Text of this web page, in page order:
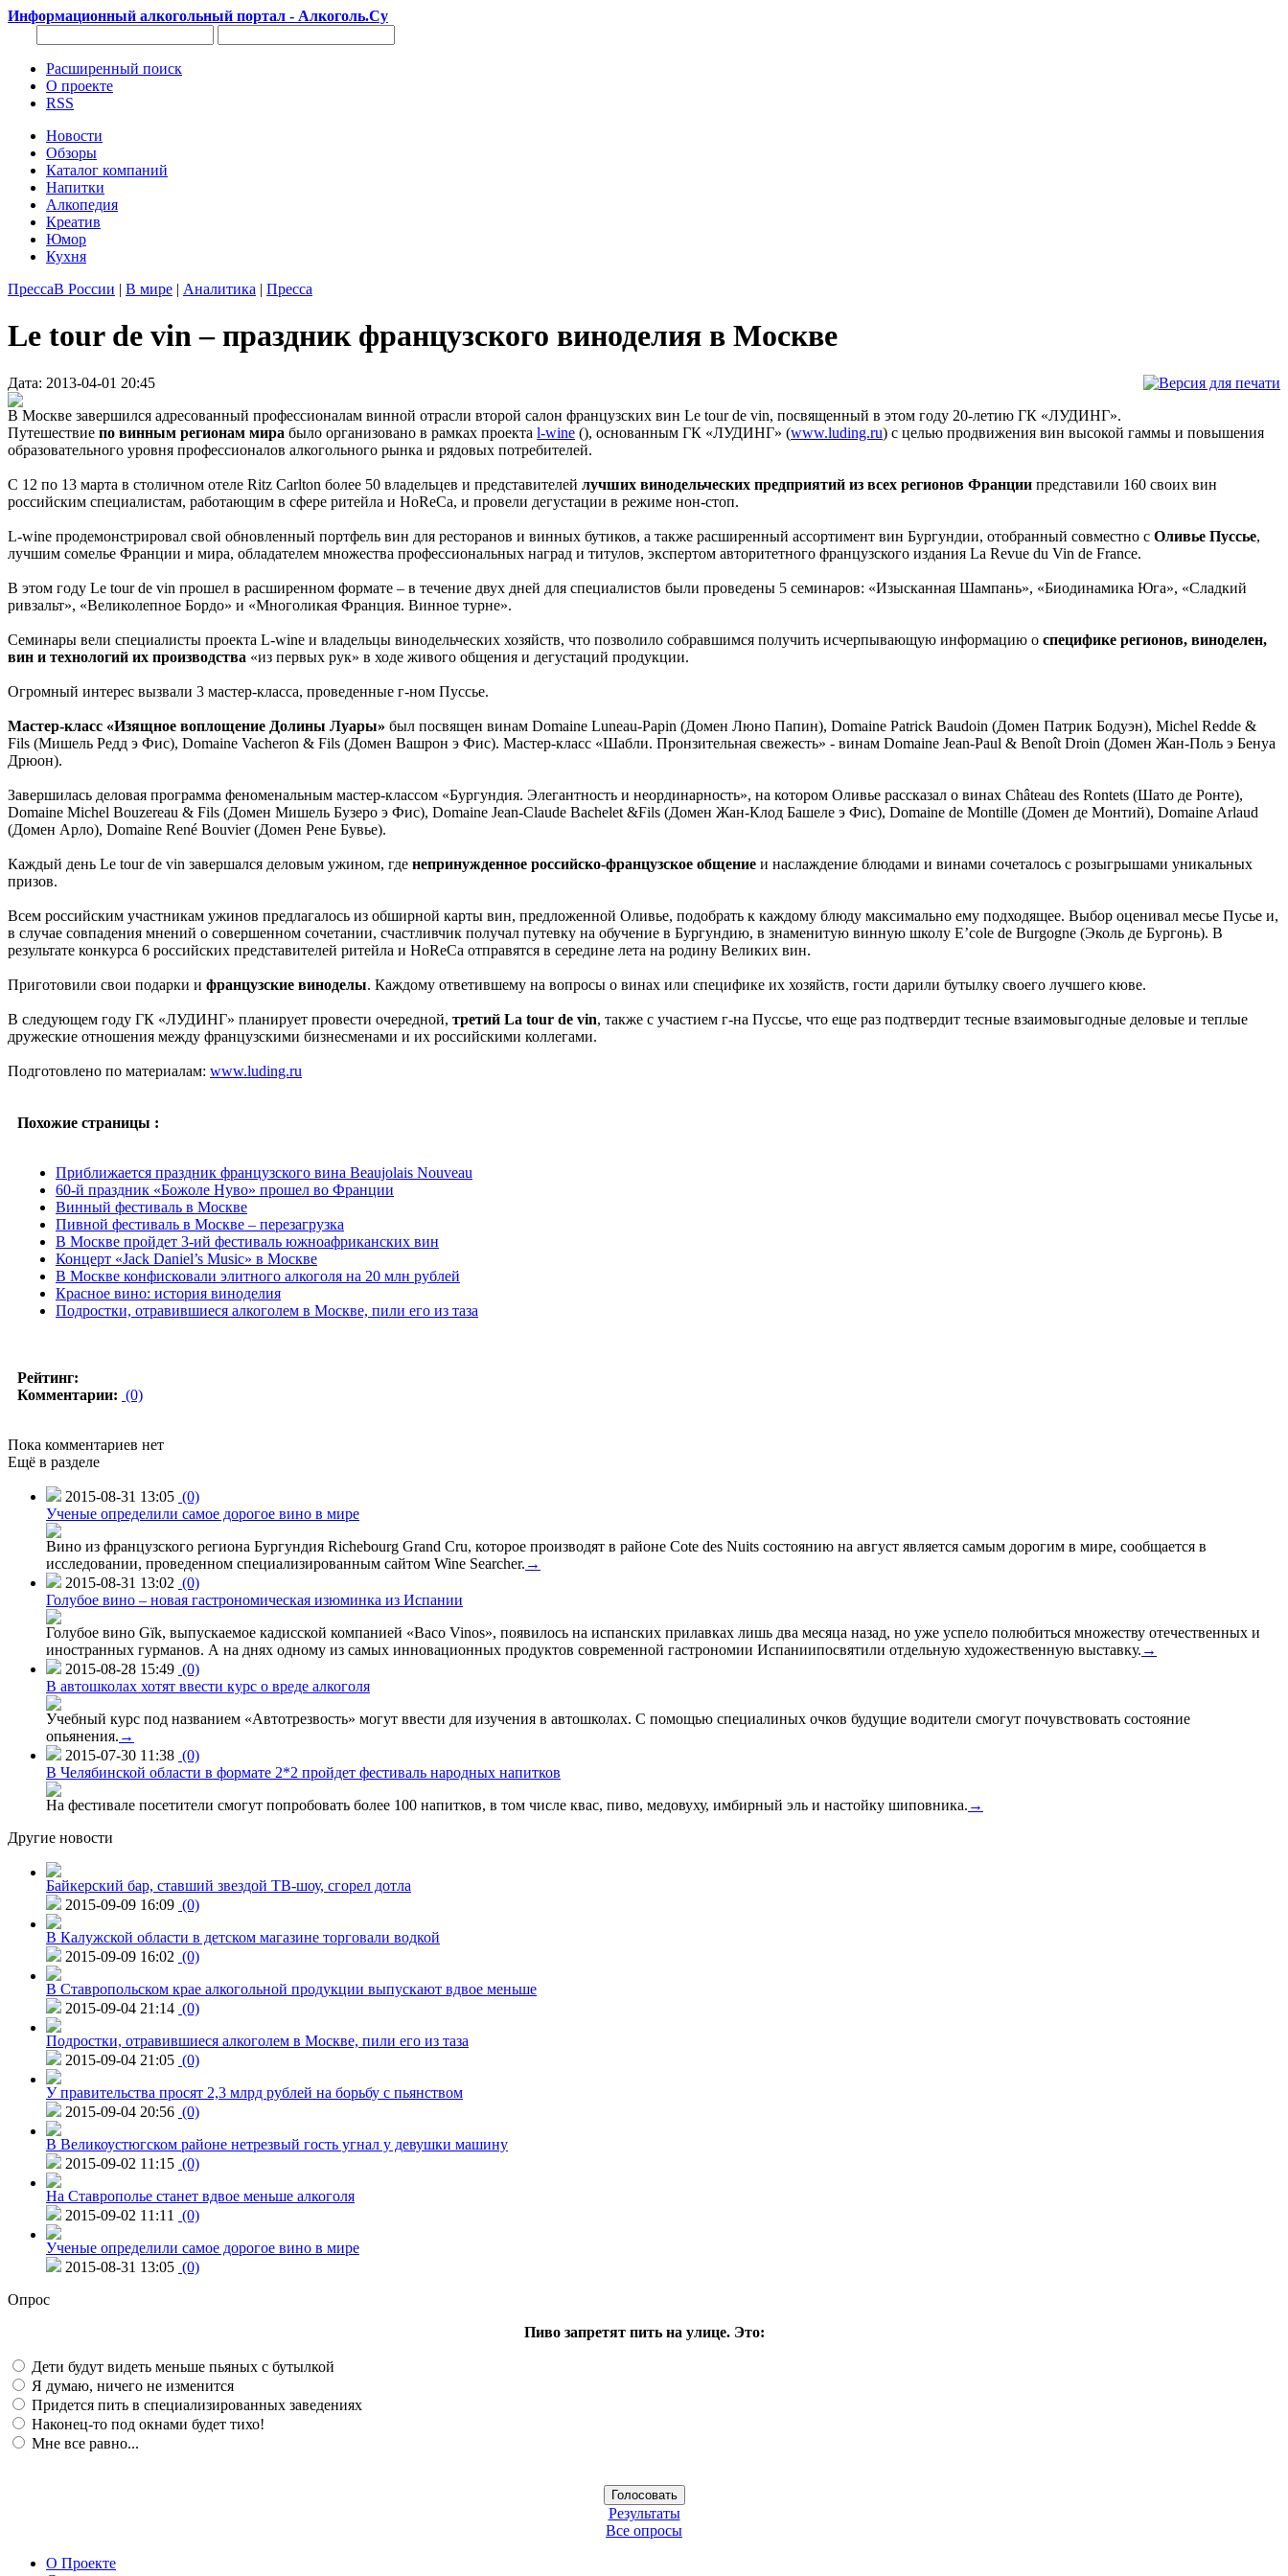
Информационный алкогольный портал - Алкоголь.Су
Расширенный поиск
О проекте
RSS
Новости
Обзоры
Каталог компаний
Напитки
Алкопедия
Креатив
Юмор
Кухня
ПрессаВ России | В мире | Аналитика | Пресса
Le tour de vin – праздник французского виноделия в Москве
Дата: 2013-04-01 20:45
В Москве завершился адресованный профессионалам винной отрасли второй салон французских вин Le tour de vin, посвященный в этом году 20-летию ГК «ЛУДИНГ».
Путешествие по винным регионам мира было организовано в рамках проекта l-wine (), основанным ГК «ЛУДИНГ» (www.luding.ru) с целью продвижения вин высокой гаммы и повышения
образовательного уровня профессионалов алкогольного рынка и рядовых потребителей.
С 12 по 13 марта в столичном отеле Ritz Carlton более 50 владельцев и представителей лучших винодельческих предприятий из всех регионов Франции представили 160 своих вин
российским специалистам, работающим в сфере ритейла и HoReCa, и провели дегустации в режиме нон-стоп.
L-wine продемонстрировал свой обновленный портфель вин для ресторанов и винных бутиков, а также расширенный ассортимент вин Бургундии, отобранный совместно с Оливье Пуссье,
лучшим сомелье Франции и мира, обладателем множества профессиональных наград и титулов, экспертом авторитетного французского издания La Revue du Vin de Franсe.
В этом году Le tour de vin прошел в расширенном формате – в течение двух дней для специалистов были проведены 5 семинаров: «Изысканная Шампань», «Биодинамика Юга», «Сладкий
ривзальт», «Великолепное Бордо» и «Многоликая Франция. Винное турне».
Семинары вели специалисты проекта L-wine и владельцы винодельческих хозяйств, что позволило собравшимся получить исчерпывающую информацию о специфике регионов, виноделен,
вин и технологий их производства «из первых рук» в ходе живого общения и дегустаций продукции.
Огромный интерес вызвали 3 мастер-класса, проведенные г-ном Пуссье.
Мастер-класс «Изящное воплощение Долины Луары» был посвящен винам Domaine Luneau-Papin (Домен Люно Папин), Domaine Patrick Baudoin (Домен Патрик Бодуэн), Michel Redde &
Fils (Мишель Редд э Фис), Domaine Vacheron & Fils (Домен Вашрон э Фис). Мастер-класс «Шабли. Пронзительная свежесть» - винам Domaine Jean-Paul & Benoît Droin (Домен Жан-Поль э Бенуа
Дрюон).
Завершилась деловая программа феноменальным мастер-классом «Бургундия. Элегантность и неординарность», на котором Оливье рассказал о винах Château des Rontets (Шато де Ронте),
Domaine Michel Bouzereau & Fils (Домен Мишель Бузеро э Фис), Domaine Jean-Claude Bachelet &Fils (Домен Жан-Клод Башеле э Фис), Domaine de Montille (Домен де Монтий), Domaine Arlaud
(Домен Арло), Domaine René Bouvier (Домен Рене Бувье).
Каждый день Lе tour de vin завершался деловым ужином, где непринужденное российско-французское общение и наслаждение блюдами и винами сочеталось с розыгрышами уникальных
призов.
Всем российским участникам ужинов предлагалось из обширной карты вин, предложенной Оливье, подобрать к каждому блюду максимально ему подходящее. Выбор оценивал месье Пусье и,
в случае совпадения мнений о совершенном сочетании, счастливчик получал путевку на обучение в Бургундию, в знаменитую винную школу E’cole de Burgogne (Эколь де Бургонь). В
результате конкурса 6 российских представителей ритейла и HoReCa отправятся в середине лета на родину Великих вин.
Приготовили свои подарки и французские виноделы. Каждому ответившему на вопросы о винах или специфике их хозяйств, гости дарили бутылку своего лучшего кюве.
В следующем году ГК «ЛУДИНГ» планирует провести очередной, третий La tour de vin, также с участием г-на Пуссье, что еще раз подтвердит тесные взаимовыгодные деловые и теплые
дружеские отношения между французскими бизнесменами и их российскими коллегами.
Подготовлено по материалам: www.luding.ru
Похожие страницы :
Приближается праздник французского вина Beaujolais Nouveau
60-й праздник «Божоле Нуво» прошел во Франции
Винный фестиваль в Москве
Пивной фестиваль в Москве – перезагрузка
В Москве пройдет 3-ий фестиваль южноафриканских вин
Концерт «Jack Daniel’s Music» в Москве
В Москве конфисковали элитного алкоголя на 20 млн рублей
Красное вино: история виноделия
Подростки, отравившиеся алкоголем в Москве, пили его из таза
Рейтинг:
Комментарии: (0)
Пока комментариев нет
Ещё в разделе
2015-08-31 13:05 (0)
Ученые определили самое дорогое вино в мире
Вино из французского региона Бургундия Richebourg Grand Cru, которое производят в районе Cote des Nuits состоянию на август является самым дорогим в мире, сообщается в
исследовании, проведенном специализированным сайтом Wine Searcher. →
2015-08-31 13:02 (0)
Голубое вино – новая гастрономическая изюминка из Испании
Голубое вино Gïk, выпускаемое кадисской компанией «Baco Vinos», появилось на испанских прилавках лишь два месяца назад, но уже успело полюбиться множеству отечественных и
иностранных гурманов. А на днях одному из самых инновационных продуктов современной гастрономии Испаниипосвятили отдельную художественную выставку. →
2015-08-28 15:49 (0)
В автошколах хотят ввести курс о вреде алкоголя
Учебный курс под названием «Автотрезвость» могут ввести для изучения в автошколах. С помощью специалиных очков будущие водители смогут почувствовать состояние
опьянения. →
2015-07-30 11:38 (0)
В Челябинской области в формате 2*2 пройдет фестиваль народных напитков
На фестивале посетители смогут попробовать более 100 напитков, в том числе квас, пиво, медовуху, имбирный эль и настойку шиповника. →
Другие новости
Байкерский бар, ставший звездой ТВ-шоу, сгорел дотла
2015-09-09 16:09 (0)
В Калужской области в детском магазине торговали водкой
2015-09-09 16:02 (0)
В Ставропольском крае алкогольной продукции выпускают вдвое меньше
2015-09-04 21:14 (0)
Подростки, отравившиеся алкоголем в Москве, пили его из таза
2015-09-04 21:05 (0)
У правительства просят 2,3 млрд рублей на борьбу с пьянством
2015-09-04 20:56 (0)
В Великоустюгском районе нетрезвый гость угнал у девушки машину
2015-09-02 11:15 (0)
На Ставрополье станет вдвое меньше алкоголя
2015-09-02 11:11
(0)
Ученые определили самое дорогое вино в мире
2015-08-31 13:05 (0)
Опрос
Пиво запретят пить на улице. Это:
Дети будут видеть меньше пьяных с бутылкой
Я думаю, ничего не изменится
Придется пить в специализированных заведениях
Наконец-то под окнами будет тихо!
Мне все равно...
Результаты
Все опросы
О Проекте